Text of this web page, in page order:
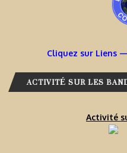
Cliquez sur Liens
ACTIVITÉ SUR LES
Activité